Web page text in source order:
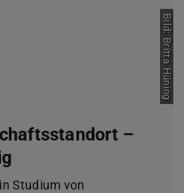
Bild: Britta Hüning
–
Studium von